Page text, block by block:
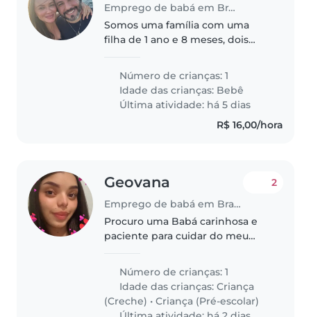
Emprego de babá em Brasília
Somos uma família com uma
filha de 1 ano e 8 meses, dois
inarredável com a formação
psicossocial da nossa filha,
educacional, seu
desenvolvimento,
Número de crianças: 1
Idade das crianças: Bebê
Última atividade: há 5 dias
R$ 16,00/hora
Geovana
Emprego de babá em Brasília
2
Procuro uma Babá carinhosa e
paciente para cuidar do meu
disponibilidade para buscar na
escolinha , que seja responsável
e amigável...
Número de crianças: 1
Idade das crianças:Criança
(Creche) •Criança (Pré-escolar)